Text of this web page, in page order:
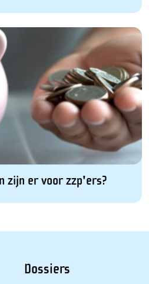
zijn er voor zzp'ers?
Dossiers